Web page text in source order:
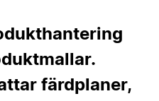
färdplaner,